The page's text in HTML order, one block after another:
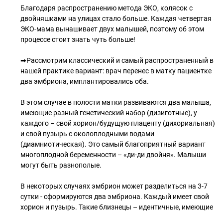
Благодаря распространению метода ЭКО, колясок с
двойняшками на улицах стало больше. Каждая четвертая
ЭКО-мама вынашивает двух малышей, поэтому об этом
процессе стоит знать чуть больше!
➡Рассмотрим классический и самый распространенный в
нашей практике вариант: врач перенес в матку пациентке
два эмбриона, имплантировались оба.
В этом случае в полости матки развиваются два малыша,
имеющие разный генетический набор (дизиготные), у
каждого – свой хорион/будущую плаценту (дихориальная)
и свой пузырь с околоплодными водами
(диамниотическая). Это самый благоприятный вариант
многоплодной беременности – «ди-ди двойня». Малыши
могут быть разнополые.
В некоторых случаях эмбрион может разделиться на 3-7
сутки - сформируются два эмбриона. Каждый имеет свой
хорион и пузырь. Такие близнецы – идентичные, имеющие